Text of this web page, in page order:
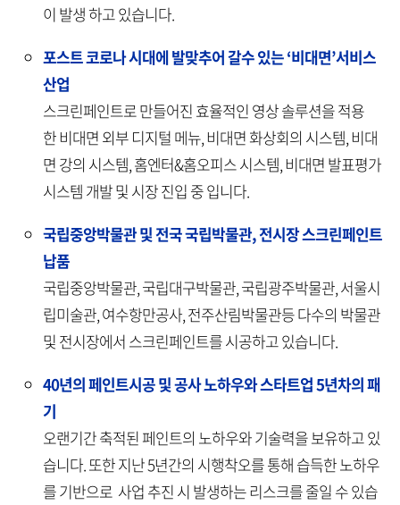
이 발생 하고 있습니다.
포스트 코로나 시대에 발맞추어 갈수 있는 ‘비대면’서비스
산업
스크린페인트로 만들어진 효율적인 영상 솔루션을 적용
한 비대면 외부 디지털 메뉴, 비대면 화상회의 시스템, 비대
면 강의 시스템, 홈엔터&홈오피스 시스템, 비대면 발표평가
시스템 개발 및 시장 진입 중 입니다.
국립중앙박물관 및 전국 국립박물관, 전시장 스크린페인트
납품
국립중앙박물관, 국립대구박물관, 국립광주박물관, 서울시
립미술관, 여수항만공사, 전주산림박물관등 다수의 박물관
및 전시장에서 스크린페인트를 시공하고 있습니다.
40년의 페인트시공 및 공사 노하우와 스타트업 5년차의 패
기
오랜기간 축적된 페인트의 노하우와 기술력을 보유하고 있
습니다. 또한 지난 5년간의 시행착오를 통해 습득한 노하우
를 기반으로 사업 추진 시 발생하는 리스크를 줄일 수 있습